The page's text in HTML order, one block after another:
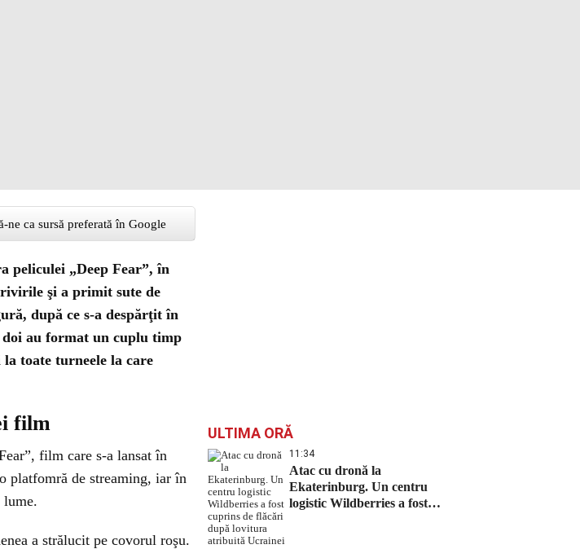
ne ca sursă preferată în Google
peliculei „Deep Fear”, în
şi a primit sute de
după ce s-a despărţit în
au format un cuplu timp
toate turneele la care
film
film care s-a lansat în
platfomră de streaming, iar în
lume.
a strălucit pe covorul roşu.
ULTIMA ORĂ
11:34
Atac cu dronă la
Ekaterinburg. Un centru
logistic Wildberries a fost